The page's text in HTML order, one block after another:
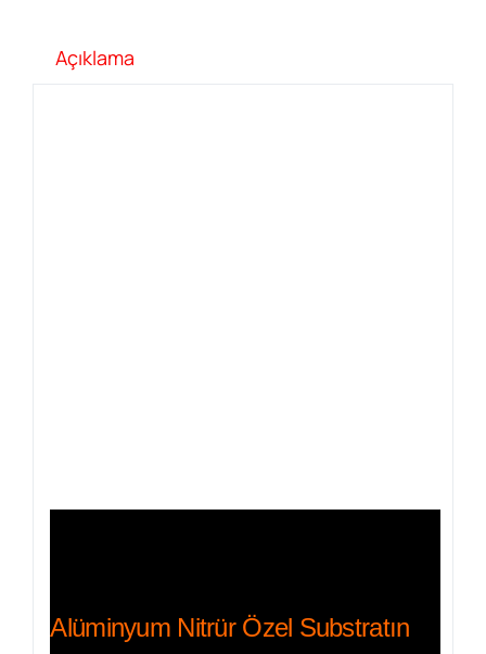
Açıklama
Alüminyum Nitrür Özel Substratın